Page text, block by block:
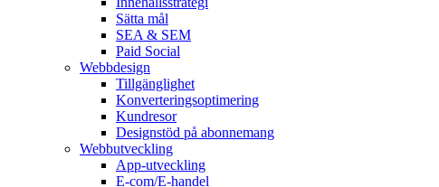
Sätta mål
SEA & SEM
Paid Social
Webbdesign
Tillgänglighet
Konverteringsoptimering
Kundresor
Designstöd på abonnemang
Webbutveckling
App-utveckling
E-com/E-handel